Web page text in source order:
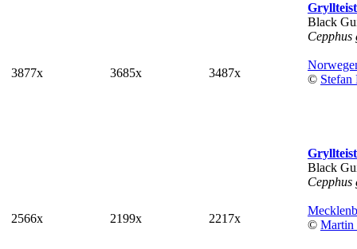
3877x 3685x 3487x
Black
Cepphus
© Stefan
2566x 2199x 2217x
Black
Cepphus
© Martin